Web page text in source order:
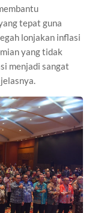
tepat guna
lonjakan inflasi
yang tidak
menjadi sangat